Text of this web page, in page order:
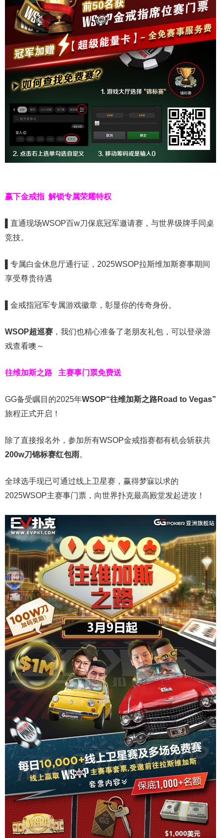
赢下金戒指 解锁专属荣耀特权
直通现场WSOP百w刀保底冠军邀请赛，与世界级牌手同桌
竞技。
专属白金休息厅通行证，2025WSOP拉斯维加斯赛事期间
享受尊贵待遇
金戒指冠军专属游戏徽章，彰显你的传奇身份。
WSOP超巡赛 ，我们也精心准备了老朋友礼包，可以登录游
戏查看噢～
往维加斯之路 主赛事门票免费送
GG备受瞩目的2025年WSOP“往维加斯之路Road to Vegas”
旅程正式开启！
除了直接报名外，参加所有WSOP金戒指赛都有机会斩获共
200w刀锦标赛红包雨。
全球选手现已可通过线上卫星赛，赢得梦寐以求的
2025WSOP主赛事门票，向世界扑克最高殿堂发起进攻！